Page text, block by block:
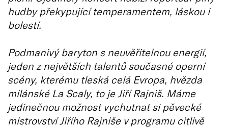
hudby překypující temperamentem, láskou i
bolestí.
Podmanivý baryton s neuvěřitelnou energií,
jeden z největších talentů současné operní
scény, kterému tleská celá Evropa, hvězda
milánské La Scaly, to je Jiří Rajniš. Máme
jedinečnou možnost vychutnat si pěvecké
mistrovství Jiřího Rajniše v programu citlivě